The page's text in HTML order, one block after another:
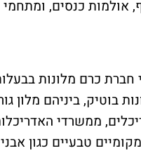
אולמות כנסים,
חברת כרם מלונות
בוטיק, ביניהם מלון
טבעיים כגון